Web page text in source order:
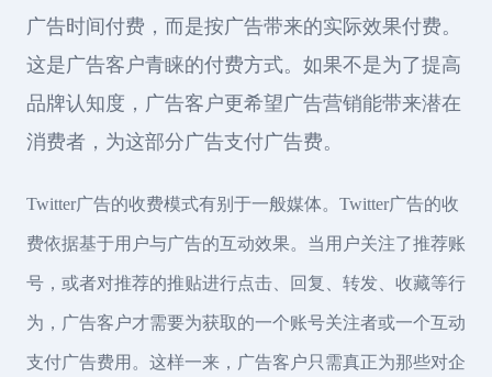
广告时间付费，而是按广告带来的实际效果付费。
这是广告客户青睐的付费方式。如果不是为了提高
品牌认知度，广告客户更希望广告营销能带来潜在
消费者，为这部分广告支付广告费。
Twitter广告的收费模式有别于一般媒体。Twitter广告的收
费依据基于用户与广告的互动效果。当用户关注了推荐账
号，或者对推荐的推贴进行点击、回复、转发、收藏等行
为，广告客户才需要为获取的一个账号关注者或一个互动
支付广告费用。这样一来，广告客户只需真正为那些对企